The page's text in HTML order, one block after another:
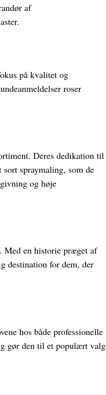
af
på kvalitet og
roser
Deres dedikation til
spraymaling, som de
og høje
Med en historie præget af
destination for dem, der
hos både professionelle
gør den til et populært valg